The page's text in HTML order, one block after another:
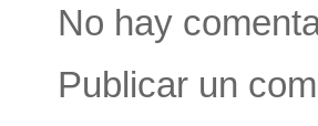
No hay
Publicar un